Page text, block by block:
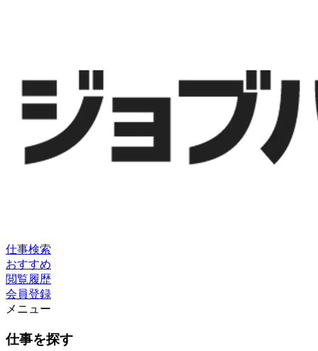
仕事検索
おすすめ
閲覧履歴
会員登録
メニュー
仕事を探す